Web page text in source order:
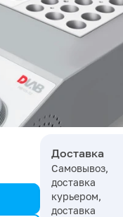
Доставка
Самовывоз,
доставка
курьером,
доставка